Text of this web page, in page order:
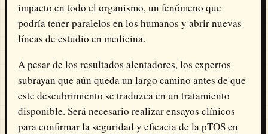
impacto en todo el organismo, un fenómeno que
podría tener paralelos en los humanos y abrir nuevas
líneas de estudio en medicina.
A pesar de los resultados alentadores, los expertos
subrayan que aún queda un largo camino antes de que
este descubrimiento se traduzca en un tratamiento
disponible. Será necesario realizar ensayos clínicos
para confirmar la seguridad y eficacia de la pTOS en